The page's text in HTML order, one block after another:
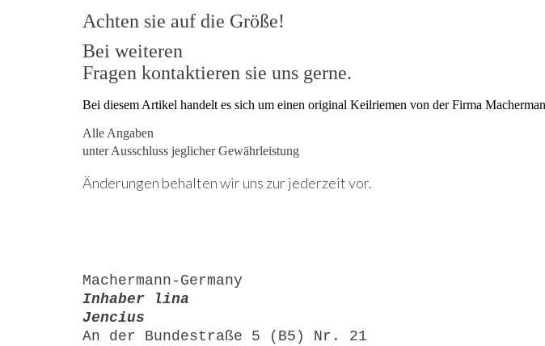
Achten sie auf die Größe!
Bei weiteren
Fragen kontaktieren sie uns gerne.
Bei diesem Artikel handelt es sich um einen original Keilriemen von der Firma
Alle Angaben
unter Ausschluss jeglicher Gewährleistung
Änderungen behalten wir uns zur jederzeit vor.
Machermann-Germany
Inhaber lina
Jencius
An der Bundestraße 5 (B5) Nr. 21